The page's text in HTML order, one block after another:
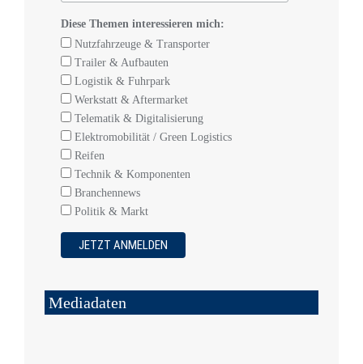
Diese Themen interessieren mich:
Nutzfahrzeuge & Transporter
Trailer & Aufbauten
Logistik & Fuhrpark
Werkstatt & Aftermarket
Telematik & Digitalisierung
Elektromobilität / Green Logistics
Reifen
Technik & Komponenten
Branchennews
Politik & Markt
Mediadaten